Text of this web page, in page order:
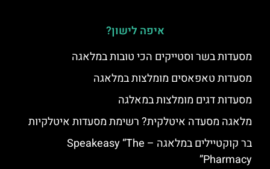
איפה לישון?
מסעדות בשר וסטייקים הכי טובות במלאגה
מסעדות טאפאסים מומלצות במלאגה
מסעדות דגים מומלצות במאלגה
מלאגה מסעדה איטלקית? רשימת מסעדות איטלקיות
בר קוקטיילים במלאגה – Speakeasy “The
Pharmacy”